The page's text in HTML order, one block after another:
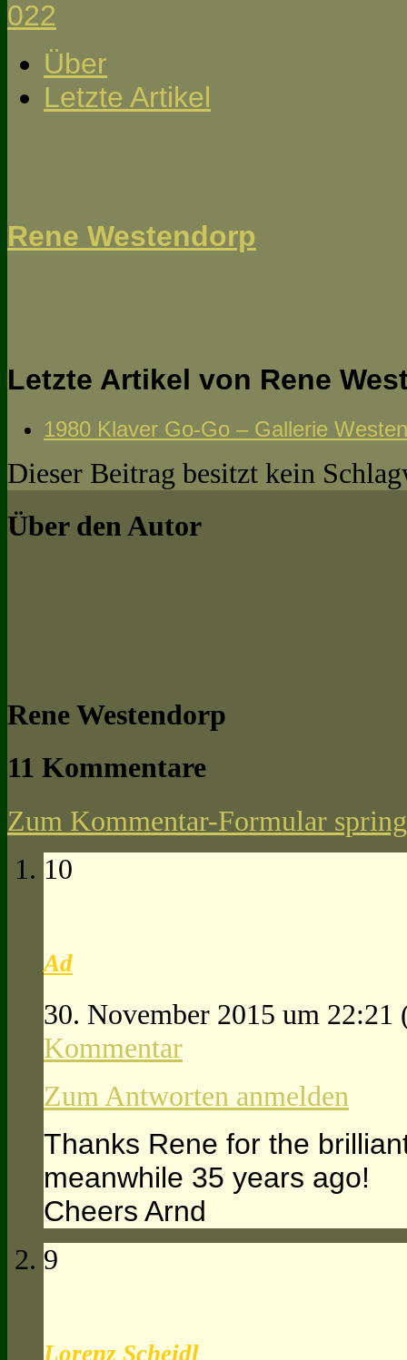
Über
Letzte Artikel
Rene Westendorp
Letzte Artikel von Rene
1980 Klaver Go-Go – Gallerie
Dieser Beitrag besitzt kein
Über den Autor
Rene Westendorp
11 Kommentare
Zum Kommentar-Formular
10
Ad
30. November 2015 um 22:21
Kommentar
Zum Antworten anmelden
Thanks Rene for the
meanwhile 35 years ago!
Cheers Arnd
9
Lorenz Scheidl